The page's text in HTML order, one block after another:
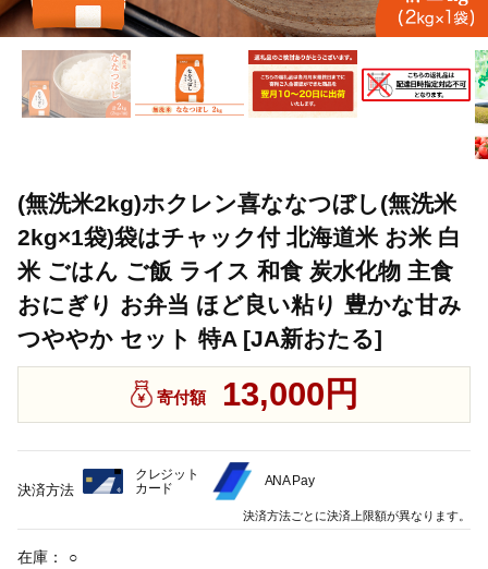
(無洗米2kg)ホクレン喜ななつぼし(無洗米
2kg×1袋)袋はチャック付 北海道米 お米 白
米 ごはん ご飯 ライス 和食 炭水化物 主食
おにぎり お弁当 ほど良い粘り 豊かな甘み
つややか セット 特A [JA新おたる]
寄付額 13,000円
在庫： ○
決済方法
クレジット
カード
ANA Pay
決済方法ごとに決済上限額が異なります。